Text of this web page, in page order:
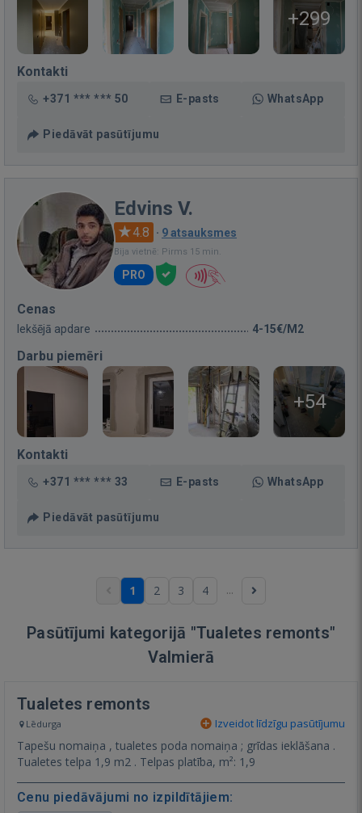
+299
Kontakti
+371 *** *** 50 E-pasts WhatsApp
Piedāvāt pasūtījumu
Edvins V.
4.8 · 9 atsauksmes
Bija vietnē: Pirms 15 min.
PRO
Cenas
Iekšējā apdare 4-15€/M2
Darbu piemēri
+54
Kontakti
+371 *** *** 33 E-pasts WhatsApp
Piedāvāt pasūtījumu
1 2 3 4 ...
Pasūtījumi kategorijā "Tualetes remonts"
Valmierā
Tualetes remonts
Lēdurga Izveidot līdzīgu pasūtījumu
Tapešu nomaiņa , tualetes poda nomaiņa ; grīdas ieklāšana .
Tualetes telpa 1,9 m2 . Telpas platība, m²: 1,9
Cenu piedāvājumi no izpildītājiem: